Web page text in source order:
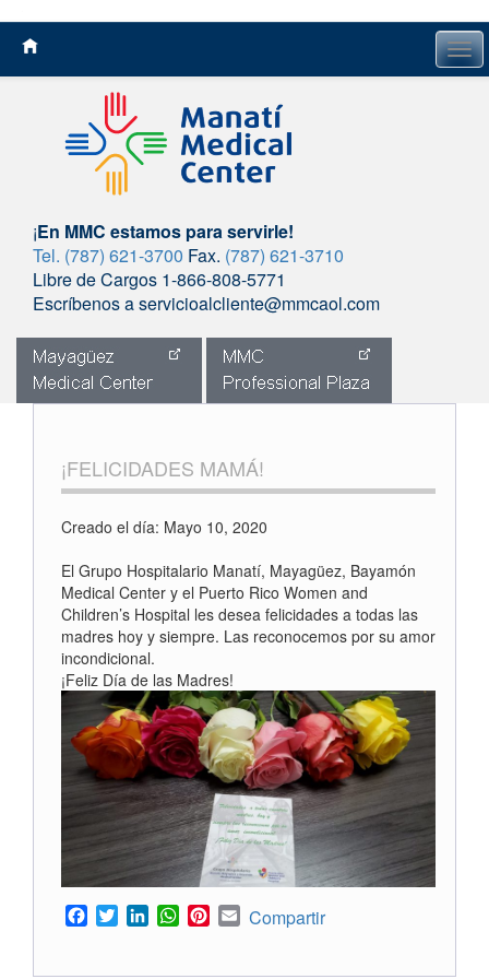
¡En MMC estamos para servirle!
Tel. (787) 621-3700 Fax. (787) 621-3710
Libre de Cargos 1-866-808-5771
Escríbenos a servicioalcliente@mmcaol.com
¡FELICIDADES MAMÁ!
Creado el día: Mayo 10, 2020
El Grupo Hospitalario Manatí, Mayagüez, Bayamón
Medical Center y el Puerto Rico Women and
Children’s Hospital les desea felicidades a todas las
madres hoy y siempre. Las reconocemos por su amor
incondicional.
¡Feliz Día de las Madres!
Facebook
TwitterLinkedInWhatsApp
Pinterest
Email
Compartir